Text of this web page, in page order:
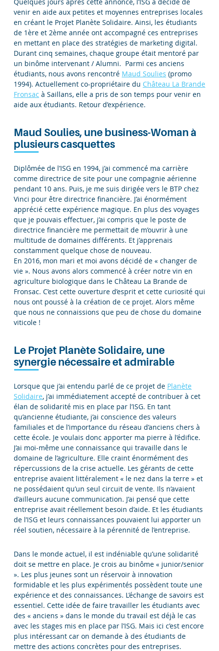
venir en aide aux petites et moyennes entreprises locales
en créant le Projet Planète Solidaire. Ainsi, les étudiants
de 1ère et 2ème année ont accompagné ces entreprises
en mettant en place des stratégies de marketing digital.
Durant cinq semaines, chaque groupe était mentoré par
un binôme intervenant / Alumni. Parmi ces anciens
étudiants, nous avons rencontré Maud Soulies (promo
1994). Actuellement co-propriétaire du Château La Brande
Fronsac à Saillans, elle a pris de son temps pour venir en
aide aux étudiants. Retour d’expérience.
Maud Soulies, une business-Woman à
plusieurs casquettes
Diplômée de l’ISG en 1994, j’ai commencé ma carrière
comme directrice de site pour une compagnie aérienne
pendant 10 ans. Puis, je me suis dirigée vers le BTP chez
Vinci pour être directrice financière. J’ai énormément
apprécié cette expérience magique. En plus des voyages
que je pouvais effectuer, j’ai compris que le poste de
directrice financière me permettait de m’ouvrir à une
multitude de domaines différents. Et j’apprenais
constamment quelque chose de nouveau.
En 2016, mon mari et moi avons décidé de « changer de
vie ». Nous avons alors commencé à créer notre vin en
agriculture biologique dans le Château La Brande de
Fronsac. C’est cette ouverture d’esprit et cette curiosité qui
nous ont poussé à la création de ce projet. Alors même
que nous ne connaissions que peu de chose du domaine
viticole !
Le Projet Planète Solidaire, une
synergie nécessaire et admirable
Lorsque que j’ai entendu parlé de ce projet de Planète
Solidaire, j’ai immédiatement accepté de contribuer à cet
élan de solidarité mis en place par l’ISG. En tant
qu’ancienne étudiante, j’ai conscience des valeurs
familiales et de l’importance du réseau d’anciens chers à
cette école. Je voulais donc apporter ma pierre à l’édifice.
J’ai moi-même une connaissance qui travaille dans le
domaine de l’agriculture. Elle craint énormément des
répercussions de la crise actuelle. Les gérants de cette
entreprise avaient littéralement « le nez dans la terre » et
ne possédaient qu’un seul circuit de vente. Ils n’avaient
d’ailleurs aucune communication. J’ai pensé que cette
entreprise avait réellement besoin d’aide. Et les étudiants
de l’ISG et leurs connaissances pouvaient lui apporter un
réel soutien, nécessaire à la pérennité de l’entreprise.
Dans le monde actuel, il est indéniable qu’une solidarité
doit se mettre en place. Je crois au binôme « junior/senior
». Les plus jeunes sont un réservoir à innovation
formidable et les plus expérimentés possèdent toute une
expérience et des connaissances. L’échange de savoirs est
essentiel. Cette idée de faire travailler les étudiants avec
des « anciens » dans le monde du travail est déjà le cas
avec les stages mis en place par l’ISG. Mais ici c’est encore
plus intéressant car on demande à des étudiants de
mettre des actions concrètes pour des entreprises.